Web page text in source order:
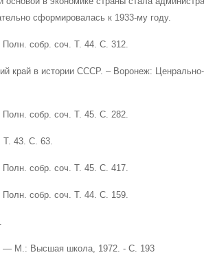
сформировалась к 1933-му году.
собр. соч. Т. 44. С. 312.
край в истории СССР. – Воронеж:
собр. соч. Т. 45. С. 282.
43. С. 63.
собр. соч. Т. 45. С. 417.
собр. соч. Т. 44. С. 159.
— М.: Высшая школа, 1972. - С. 193